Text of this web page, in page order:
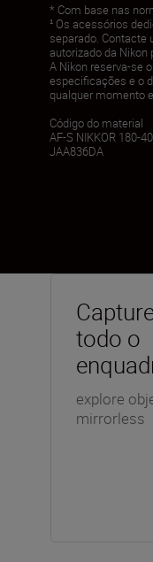
* Com base nas
¹ Os acessórios
separado.
autorizado da
A Nikon reserva-se
especificações e o
qualquer momento
Código do material
AF-S NIKKOR 180-
JAA836DA
todo o
explore
mirrorless